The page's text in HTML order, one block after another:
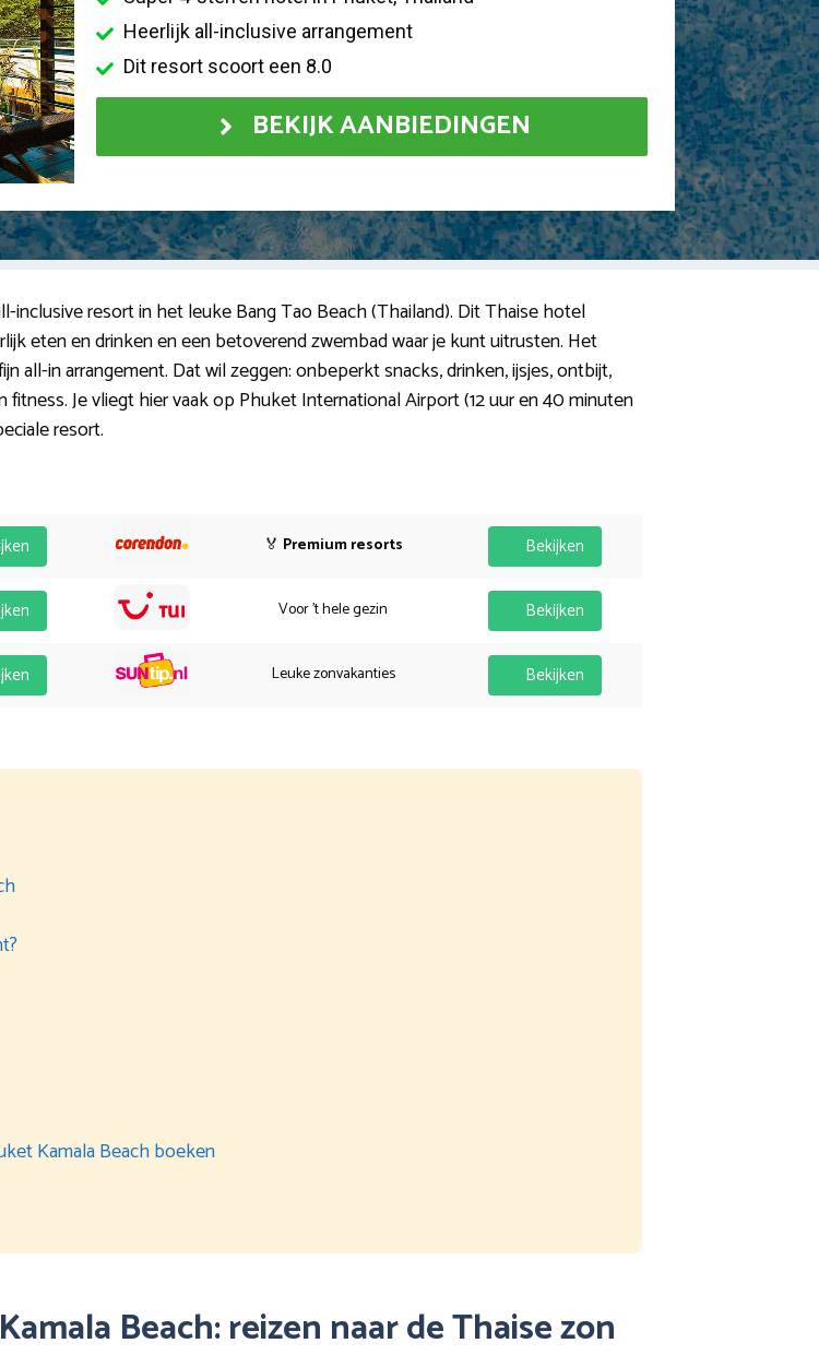
Heerlijk all-inclusive arrangement
Dit resort scoort een 8.0
BEKIJK AANBIEDINGEN
resort in het leuke Bang Tao Beach (Thailand). Dit Thaise hotel
eten en drinken en een betoverend zwembad waar je kunt uitrusten. Het
in arrangement. Dat wil zeggen: onbeperkt snacks, drinken, ijsjes, ontbijt,
Je vliegt hier vaak op Phuket International Airport (12 uur en 40 minuten
resort.
🏅 Premium resorts Bekijken
Voor 't hele gezin Bekijken
Leuke zonvakanties Bekijken
Kamala Beach boeken
Beach: reizen naar de Thaise zon